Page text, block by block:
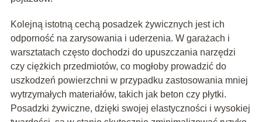
Kolejną istotną cechą posadzek żywicznych jest ich
odporność na zarysowania i uderzenia. W garażach i
warsztatach często dochodzi do upuszczania narzędzi
czy ciężkich przedmiotów, co mogłoby prowadzić do
uszkodzeń powierzchni w przypadku zastosowania mniej
wytrzymałych materiałów, takich jak beton czy płytki.
Posadzki żywiczne, dzięki swojej elastyczności i wysokiej